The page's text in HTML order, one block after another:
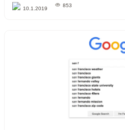
10.1.2019
853